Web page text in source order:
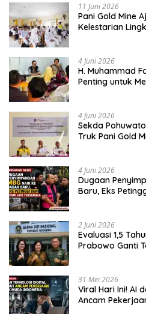
11 Juni 2026
Pani Gold Mine
Kelestarian
4 Juni 2026
H. Muhammad
Penting untuk
4 Juni 2026
Sekda
Truk Pani Gold
4 Juni 2026
Dugaan
Baru, Eks
2 Juni 2026
Evaluasi 1,5
Prabowo Ganti
31 Mei 2026
Viral Hari Ini! AI
Ancam